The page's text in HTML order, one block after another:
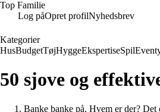
Top Familie
Log påOpret profilNyhedsbrev
Kategorier
HusBudgetTøjHyggeEkspertiseSpil
50 sjove og
Banke banke på. Hvem er der?